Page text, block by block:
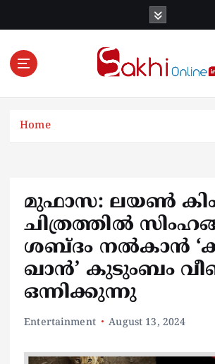
Online News Portal
Home
മുഫാസ: ലയണ്‍
ചിത്രത്തില്‍
ശബ്ദം നല്‍കാന്‍
ഖാന്‍’ കുടുംബം
ഒന്നിക്കുന്നു
Entertainment August 13, 2024